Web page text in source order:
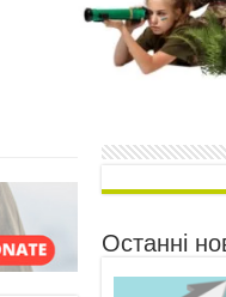
Останні